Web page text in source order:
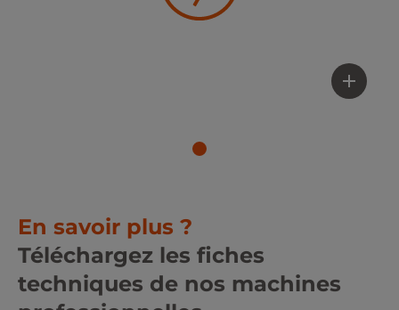
En savoir plus ?
Téléchargez les fiches
techniques de nos machines